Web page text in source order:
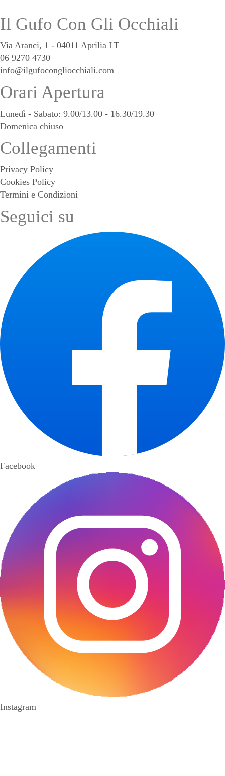
Il Gufo Con Gli Occhiali
Via Aranci, 1 - 04011 Aprilia LT
06 9270 4730
info@ilgufocongliocchiali.com
Orari Apertura
Lunedì - Sabato: 9.00/13.00 - 16.30/19.30
Domenica chiuso
Collegamenti
Privacy Policy
Cookies Policy
Termini e Condizioni
Seguici su
Facebook
Instagram